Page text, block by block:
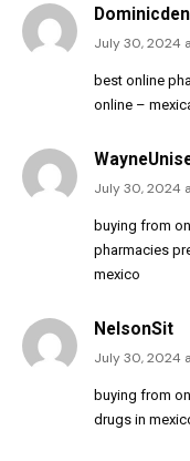
Dominicden
July 30, 2024
best online
online –
July 30, 2024
buying from
pharmacies
mexico
NelsonSit
July 30, 2024
buying from
drugs in